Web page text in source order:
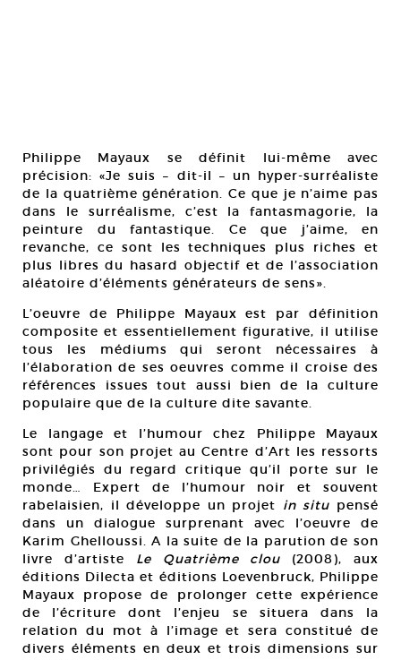
Philippe Mayaux se définit lui-même avec
précision: «Je suis – dit-il – un hyper-surréaliste
de la quatrième génération. Ce que je n’aime pas
dans le surréalisme, c’est la fantasmagorie, la
peinture du fantastique. Ce que j’aime, en
revanche, ce sont les techniques plus riches et
plus libres du hasard objectif et de l’association
aléatoire d’éléments générateurs de sens».
L’oeuvre de Philippe Mayaux est par définition
composite et essentiellement figurative, il utilise
tous les médiums qui seront nécessaires à
l’élaboration de ses oeuvres comme il croise des
références issues tout aussi bien de la culture
populaire que de la culture dite savante.
Le langage et l’humour chez Philippe Mayaux
sont pour son projet au Centre d’Art les ressorts
privilégiés du regard critique qu’il porte sur le
monde… Expert de l’humour noir et souvent
rabelaisien, il développe un projet in situ pensé
dans un dialogue surprenant avec l’oeuvre de
Karim Ghelloussi. A la suite de la parution de son
livre d’artiste Le Quatrième clou (2008), aux
éditions Dilecta et éditions Loevenbruck, Philippe
Mayaux propose de prolonger cette expérience
de l’écriture dont l’enjeu se situera dans la
relation du mot à l’image et sera constitué de
divers éléments en deux et trois dimensions sur